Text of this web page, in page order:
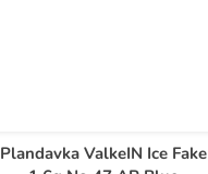
Plandavka ValkeIN Ice Fake